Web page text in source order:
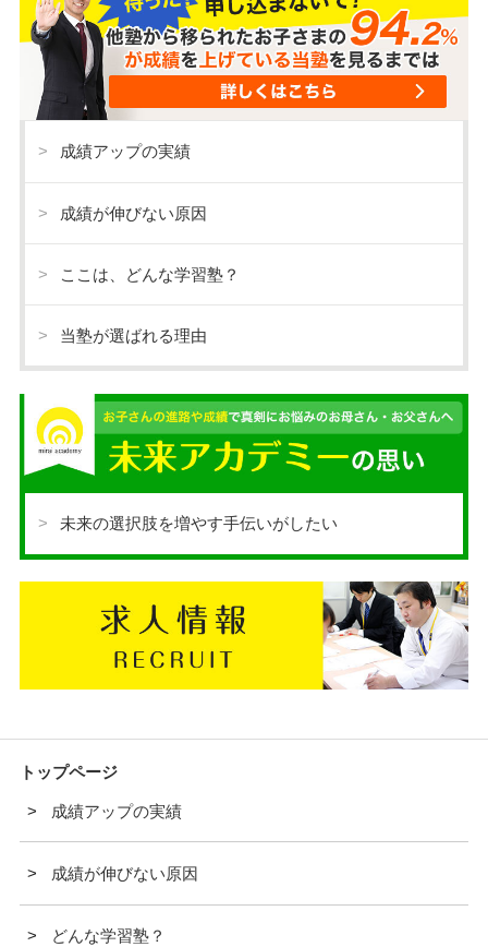
成績アップの実績
成績が伸びない原因
ここは、どんな学習塾？
当塾が選ばれる理由
未来の選択肢を増やす手伝いがしたい
トップページ
成績アップの実績
成績が伸びない原因
どんな学習塾？